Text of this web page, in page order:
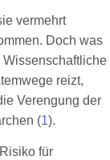
vermehrt
Doch was
reizt,
Verengung der
(1).
für